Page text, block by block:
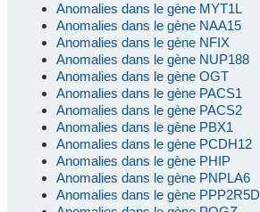
Anomalies dans le gène MYT1L
Anomalies dans le gène NAA15
Anomalies dans le gène NFIX
Anomalies dans le gène NUP188
Anomalies dans le gène OGT
Anomalies dans le gène PACS1
Anomalies dans le gène PACS2
Anomalies dans le gène PBX1
Anomalies dans le gène PCDH12
Anomalies dans le gène PHIP
Anomalies dans le gène PNPLA6
Anomalies dans le gène PPP2R5D